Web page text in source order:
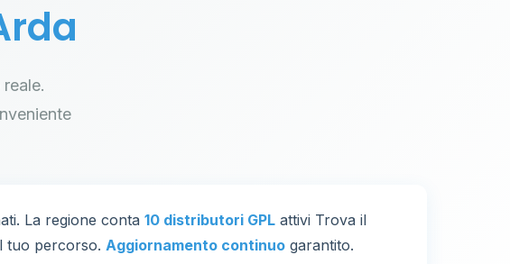
La regione conta 10 distributori GPL attivi Trova il
tuo percorso. Aggiornamento continuo garantito.